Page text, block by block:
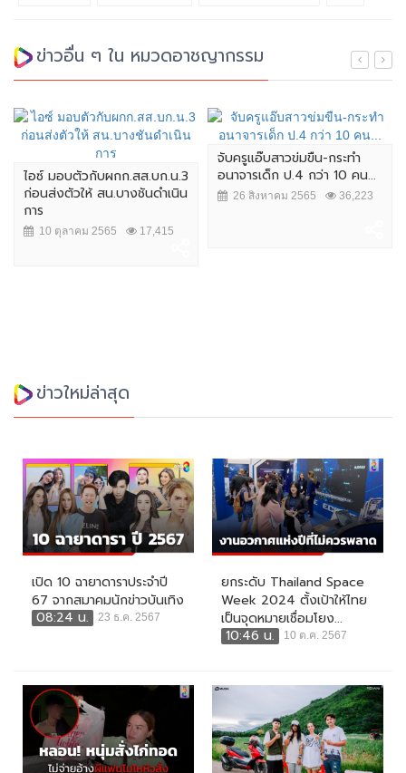
ข่าวอื่น ๆ ใน หมวดอาชญากรรม
ไอซ์ มอบตัวกับผกก.สส.บก.น.3
ก่อนส่งตัวให้ สน.บางชันดำเนิน
การ
10 ตุลาคม 2565 17,415
จับครูแอ๊บสาวข่มขืน-กระทำ
อนาจารเด็ก ป.4 กว่า 10 คน...
26 สิงหาคม 2565 36,223
ข่าวใหม่ล่าสุด
เปิด 10 ฉายาดาราประจำปี
67 จากสมาคมนักข่าวบันเทิง
08:24 น.
23 ธ.ค. 2567
ยกระดับ Thailand Space
Week 2024 ตั้งเป้าให้ไทย
เป็นจุดหมายเชื่อมโยง...
10:46 น.
10 ต.ค. 2567